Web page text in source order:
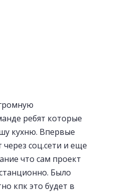
ребят которые
кухню. Впервые
соц.сети и еще
что сам проект
Было
кпк это будет в